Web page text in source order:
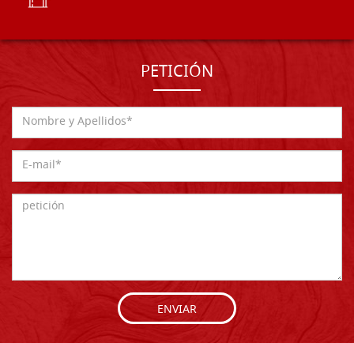
PETICIÓN
ENVIAR